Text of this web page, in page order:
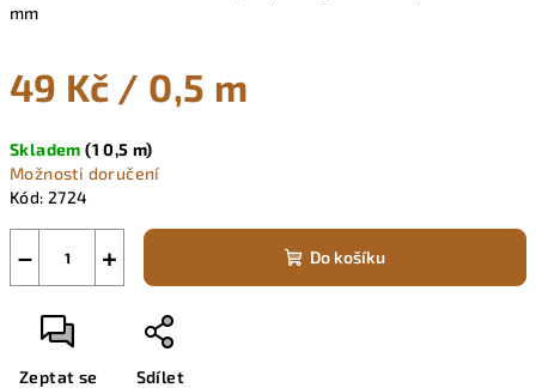
mm
49 Kč / 0,5 m
cena:
Skladem(1 0,5 m)
Možnosti doručení
Kód: 2724
+
− Do košíku
Zeptat se Sdílet